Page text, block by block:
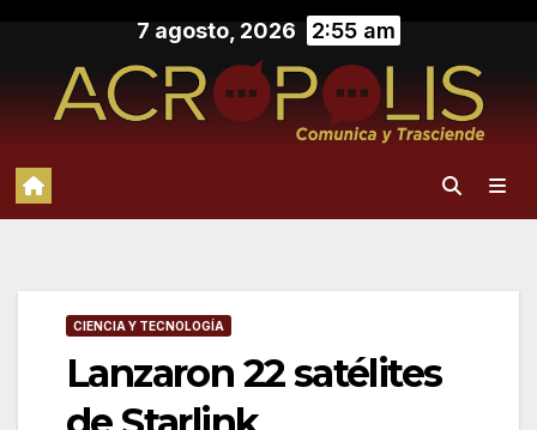
contenido
7 agosto, 2026 2:55 am
CIENCIA Y TECNOLOGÍA
Lanzaron 22 satélites